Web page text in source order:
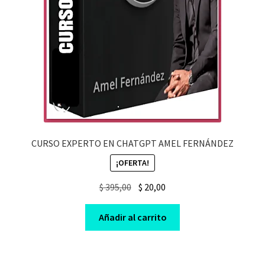
CURSO EXPERTO EN CHATGPT AMEL FERNÁNDEZ
¡OFERTA!
$395,00 Original
price
was:
$ 395,00.
$ 20,00
price
is:
$ 20,00.
Añadir al carrito